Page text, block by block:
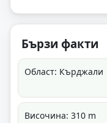
Бързи факти
Област: Кърджали
Височина: 310 m